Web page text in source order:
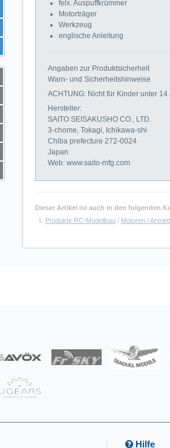
felx. Auspuffkrümmer
Motorträger
Werkzeug
englische Anleitung
Angaben zur Produktsicherheit
Warn- und Sicherheitshinweise
ACHTUNG: Nicht für Kinder unter
Hersteller:
SAITO SEISAKUSHO CO., LTD.
3-chome, Tokagi, Ichikawa-shi
Chiba prefecture 272-0024
Japan
Web: www.saito-mfg.com
Dieser Artikel ist auch in den folgenden
Produkte RC-Modellbau/ Motoren /
Hilfe